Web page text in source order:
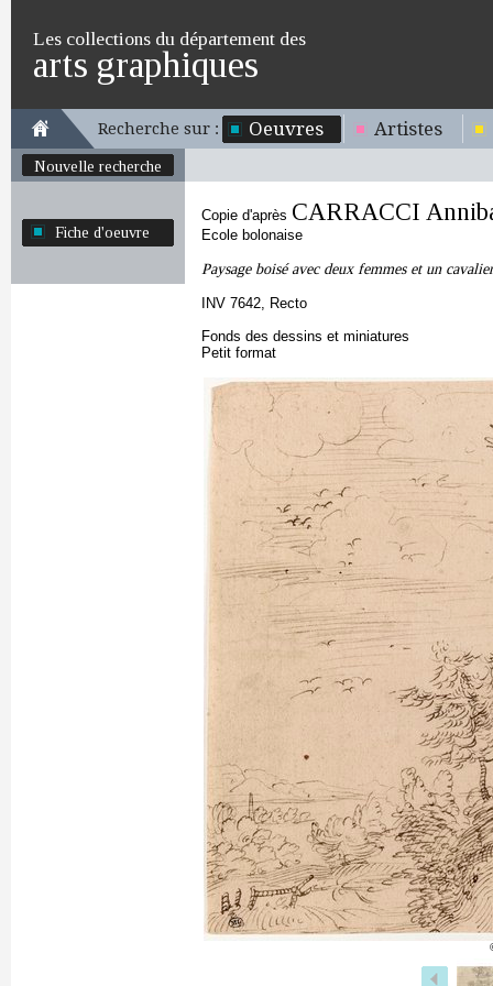
Les collections du département des
arts graphiques
Recherche sur : Oeuvres Artistes
Nouvelle recherche
Fiche d'oeuvre
Copie d'après CARRACCI
Ecole bolonaise
Paysage boisé avec deux femmes et un
INV 7642, Recto
Fonds des dessins et miniatures
Petit format